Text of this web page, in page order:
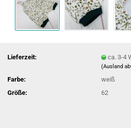
Lieferzeit: ca. 3-4
(Ausland
Farbe:
weiß
Größe:
62